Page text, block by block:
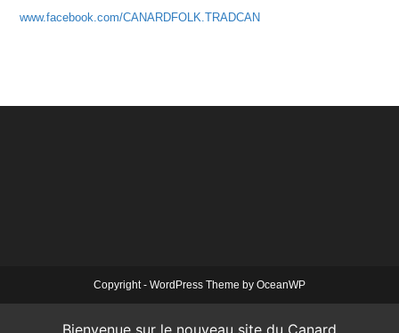
www.facebook.com/CANARDFOLK.TRADCAN
Copyright - WordPress Theme by OceanWP
Bienvenue sur le nouveau site du Canard